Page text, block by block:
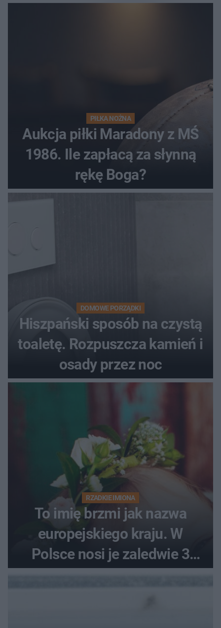
PIŁKA NOŻNA
Aukcja piłki Maradony z MŚ
1986. Ile zapłacą za słynną
rękę Boga?
DOMOWE PORZĄDKI
Hiszpański sposób na czystą
toaletę. Rozpuszcza kamień i
osady przez noc
RZADKIE IMIONA
To imię brzmi jak nazwa
europejskiego kraju. W
Polsce nosi je zaledwie 3